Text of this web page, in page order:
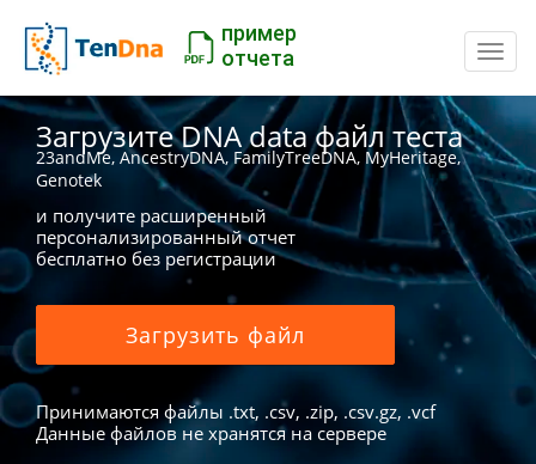
пример
отчета
Загрузите DNA data файл теста
23andMe, AncestryDNA, FamilyTreeDNA, MyHeritage,
Genotek
и получите расширенный
персонализированный отчет
бесплатно без регистрации
Загрузить файл
Принимаются файлы .txt, .csv, .zip, .csv.gz, .vcf
Данные файлов не хранятся на сервере